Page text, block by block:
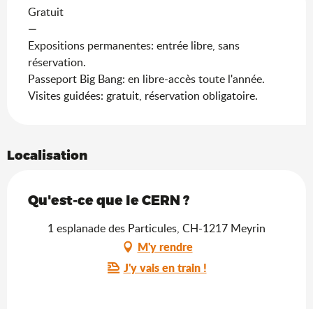
Gratuit
—
Expositions permanentes: entrée libre, sans
réservation.
Passeport Big Bang: en libre-accès toute l'année.
Visites guidées: gratuit, réservation obligatoire.
Localisation
Qu'est-ce que le CERN ?
1 esplanade des Particules, CH-1217 Meyrin
M'y rendre
J'y vais en train !